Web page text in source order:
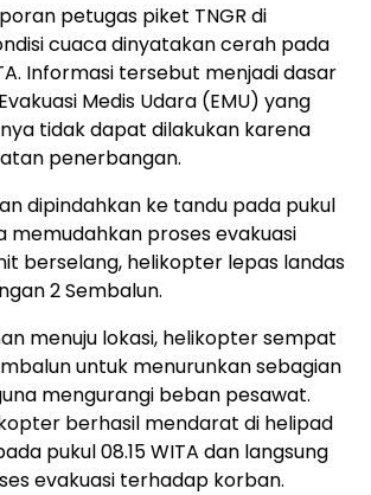
petugas piket TNGR di
cuaca dinyatakan cerah pada
Informasi tersebut menjadi dasar
Medis Udara (EMU) yang
tidak dapat dilakukan karena
penerbangan.
dipindahkan ke tandu pada pukul
memudahkan proses evakuasi
berselang, helikopter lepas landas
2 Sembalun.
menuju lokasi, helikopter sempat
untuk menurunkan sebagian
mengurangi beban pesawat.
berhasil mendarat di helipad
pukul 08.15 WITA dan langsung
evakuasi terhadap korban.